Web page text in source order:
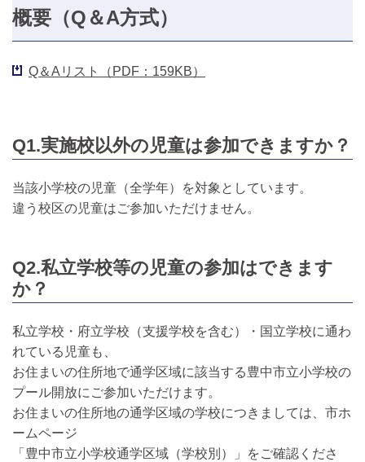
概要（Q＆A方式）
Q＆Aリスト（PDF：159KB）
Q1.実施校以外の児童は参加できますか？
当該小学校の児童（全学年）を対象としています。
違う校区の児童はご参加いただけません。
Q2.私立学校等の児童の参加はできます
か？
私立学校・府立学校（支援学校を含む）・国立学校に通わ
れている児童も、
お住まいの住所地で通学区域に該当する豊中市立小学校の
プール開放にご参加いただけます。
お住まいの住所地の通学区域の学校につきましては、市ホ
ームページ
「豊中市立小学校通学区域（学校別）」をご確認くださ